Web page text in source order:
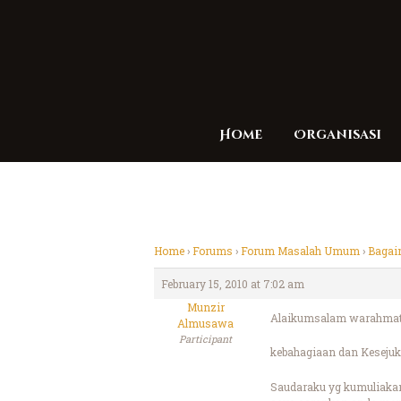
Home Organisasi
Home›Forums ›Forum Masalah Umum ›
February 15, 2010 at 7:02 am
Munzir
Almusawa
Participant
Alaikumsalam
kebahagiaan dan
Saudaraku yg